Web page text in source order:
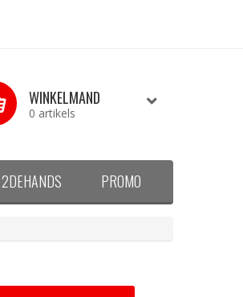
WINKELMAND
0 artikels
2DEHANDS PROMO